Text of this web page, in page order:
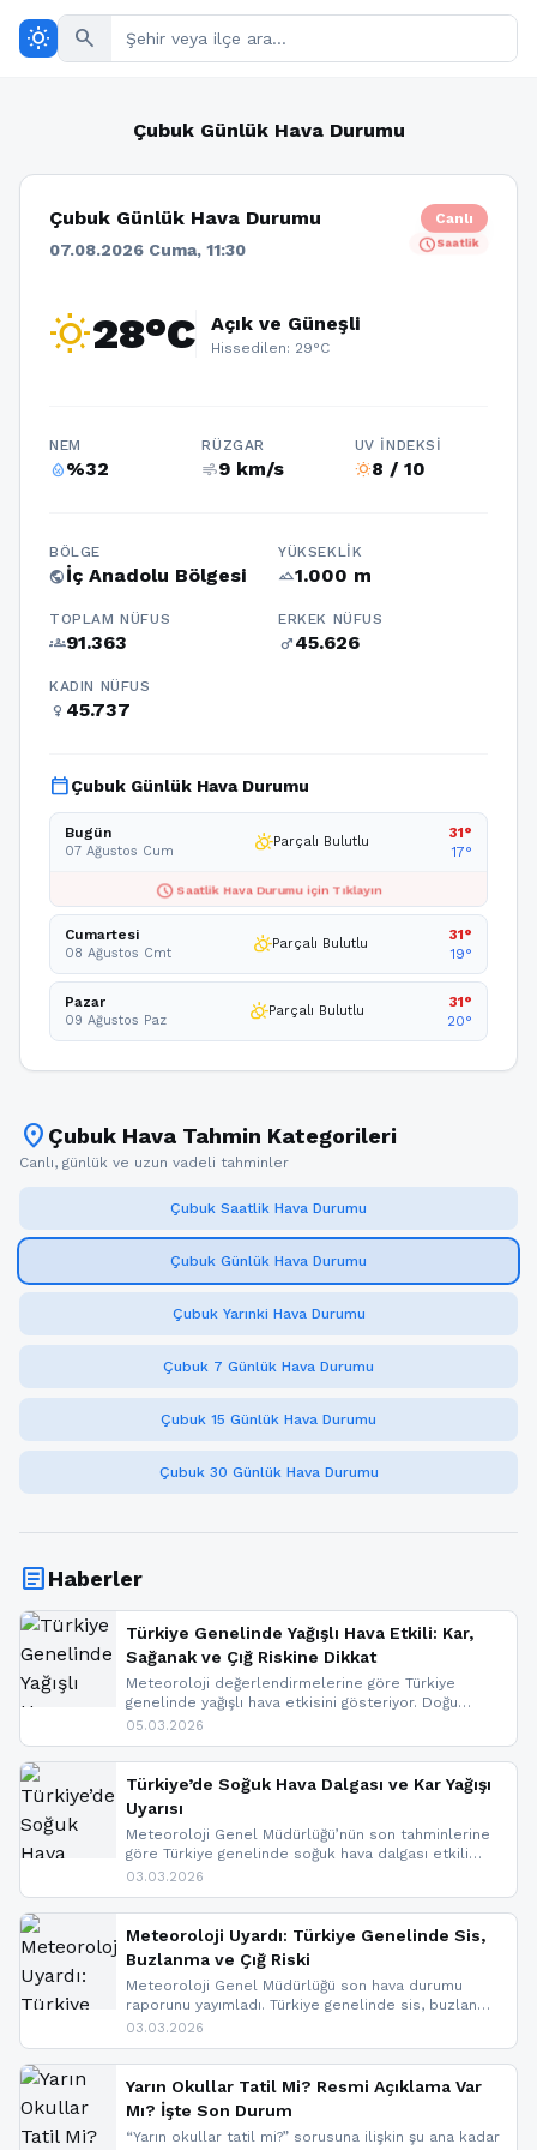
wb_sunny search
Çubuk Günlük Hava Durumu
Çubuk Günlük Hava Durumu
07.08.2026 Cuma, 11:30
Canlı
scheduleSaatlik
wb_sunny28°C Açık ve Güneşli
Hissedilen: 29°C
NEM
humidity_percentage%32
RÜZGAR
air9 km/s
UV İNDEKSI
wb_sunny8 / 10
BÖLGE
publicİç Anadolu Bölgesi
YÜKSEKLIK
terrain1.000 m
TOPLAM NÜFUS
groups91.363
ERKEK NÜFUS
male45.626
KADIN NÜFUS
female 45.737
calendar_todayÇubuk Günlük Hava Durumu
Bugün
07 Ağustos Cum partly_cloudy_dayParçalı Bulutlu
31°
17°
schedule Saatlik Hava Durumu için Tıklayın
Cumartesi
08 Ağustos Cmt partly_cloudy_dayParçalı Bulutlu
31°
19°
Pazar
09 Ağustos Paz partly_cloudy_dayParçalı Bulutlu
31°
20°
location_on Çubuk Hava Tahmin Kategorileri
Canlı, günlük ve uzun vadeli tahminler
Çubuk Saatlik Hava Durumu
Çubuk Günlük Hava Durumu
Çubuk Yarınki Hava Durumu
Çubuk 7 Günlük Hava Durumu
Çubuk 15 Günlük Hava Durumu
Çubuk 30 Günlük Hava Durumu
articleHaberler
Türkiye Genelinde Yağışlı Hava Etkili: Kar,
Sağanak ve Çığ Riskine Dikkat
Meteoroloji değerlendirmelerine göre Türkiye
genelinde yağışlı hava etkisini gösteriyor. Doğu
bölgelerinde kar yağışı beklenirken Marmara ve
ise çığ tehlikesi bulunuyor. İç kesimlerde sis ve pus
nedeniyle görüş mesafesinde azalma
yaşanabileceği belirtiliyor.
05.03.2026
Türkiye’de Soğuk Hava Dalgası ve Kar Yağışı
Uyarısı
Meteoroloji Genel Müdürlüğü’nün son tahminlerine
göre Türkiye genelinde soğuk hava dalgası etkili
oluyor. Birçok il için kar yağışı ve buzlanma uyarısı
03.03.2026
Meteoroloji Uyardı: Türkiye Genelinde Sis,
Buzlanma ve Çığ Riski
Meteoroloji Genel Müdürlüğü son hava durumu
raporunu yayımladı. Türkiye genelinde sis, buzlanma
ve don beklenirken Doğu Anadolu ve Doğu
yapıldı. İşte son dakika meteoroloji gelişmeleri.
03.03.2026
Yarın Okullar Tatil Mi? Resmi Açıklama Var
Mı? İşte Son Durum
“Yarın okullar tatil mi?” sorusuna ilişkin şu ana kadar